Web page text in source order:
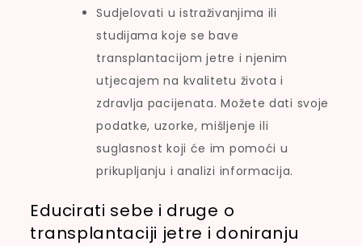
Sudjelovati u istraživanjima ili
studijama koje se bave
transplantacijom jetre i njenim
utjecajem na kvalitetu života i
zdravlja pacijenata. Možete dati svoje
podatke, uzorke, mišljenje ili
suglasnost koji će im pomoći u
prikupljanju i analizi informacija.
Educirati sebe i druge o
transplantaciji jetre i doniranju